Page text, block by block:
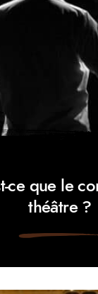
ce que le
théâtre ?